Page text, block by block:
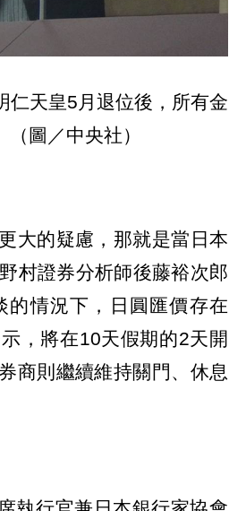
天皇5月退位後，所有金
圖／中央社）
大的疑慮，那就是當日本
村證券分析師後藤裕次郎
的情況下，日圓匯價存在
，將在10天假期的2天開
商則繼續維持關門、休息